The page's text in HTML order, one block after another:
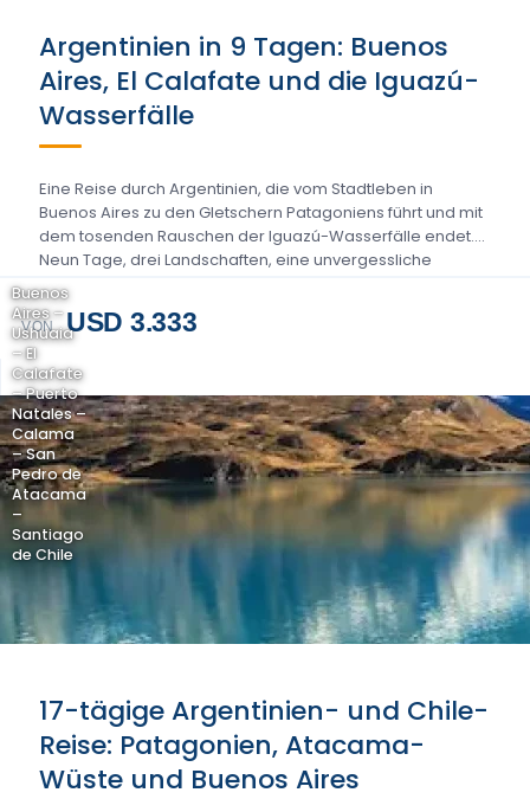
Argentinien in 9 Tagen: Buenos
Aires, El Calafate und die Iguazú-
Wasserfälle
Eine Reise durch Argentinien, die vom Stadtleben in
Buenos Aires zu den Gletschern Patagoniens führt und mit
dem tosenden Rauschen der Iguazú-Wasserfälle endet.
Neun Tage, drei Landschaften, eine unvergessliche
Route….
VON USD 3.333
Buenos
Aires –
Ushuaia
– El
Calafate
– Puerto
Natales –
Calama
– San
Pedro de
Atacama
–
Santiago
de Chile
17-tägige Argentinien- und Chile-
Reise: Patagonien, Atacama-
Wüste und Buenos Aires